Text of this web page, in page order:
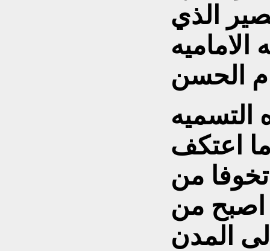
الذي
الاماميه
اعتكف
من
اصبح من
المدن